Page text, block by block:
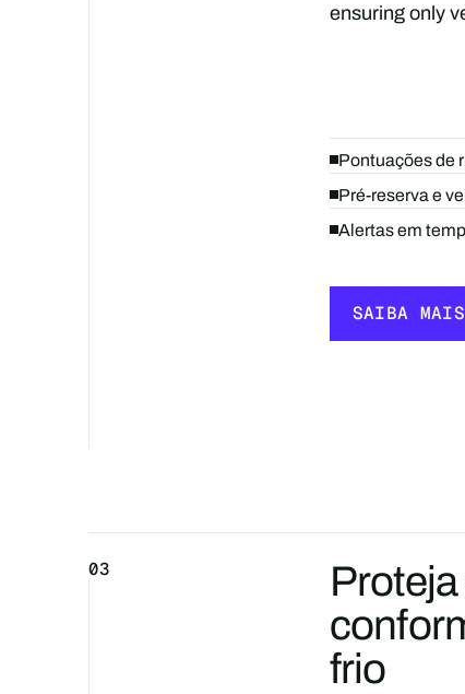
ensuring only
Pontuações de
Pré-reserva e
Alertas em
SAIBA MAIS
SAIBA MAIS
03
frio